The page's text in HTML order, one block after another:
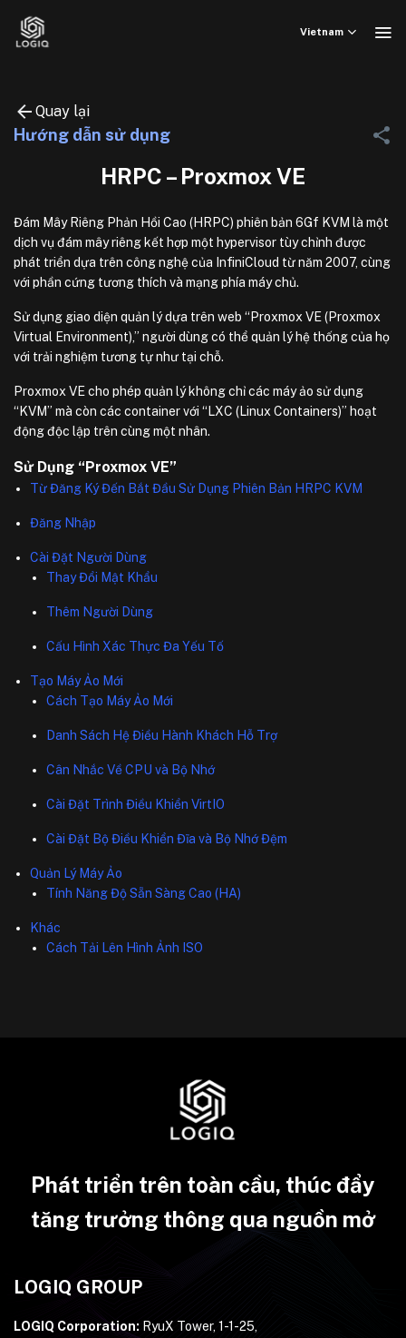
qua
Vietnam
Quay lại
Hướng dẫn sử dụng
HRPC – Proxmox VE
Đám Mây Riêng Phản Hồi Cao (HRPC) phiên bản 6Gf KVM là một
dịch vụ đám mây riêng kết hợp một hypervisor tùy chỉnh được
phát triển dựa trên công nghệ của InfiniCloud từ năm 2007, cùng
với phần cứng tương thích và mạng phía máy chủ.
Sử dụng giao diện quản lý dựa trên web “Proxmox VE (Proxmox
Virtual Environment),” người dùng có thể quản lý hệ thống của họ
với trải nghiệm tương tự như tại chỗ.
Proxmox VE cho phép quản lý không chỉ các máy ảo sử dụng
“KVM” mà còn các container với “LXC (Linux Containers)” hoạt
động độc lập trên cùng một nhân.
Sử Dụng “Proxmox VE”
Từ Đăng Ký Đến Bắt Đầu Sử Dụng Phiên Bản HRPC KVM
Đăng Nhập
Cài Đặt Người Dùng
Thay Đổi Mật Khẩu
Thêm Người Dùng
Cấu Hình Xác Thực Đa Yếu Tố
Tạo Máy Ảo Mới
Cách Tạo Máy Ảo Mới
Danh Sách Hệ Điều Hành Khách Hỗ Trợ
Cân Nhắc Về CPU và Bộ Nhớ
Cài Đặt Trình Điều Khiển VirtIO
Cài Đặt Bộ Điều Khiển Đĩa và Bộ Nhớ Đệm
Quản Lý Máy Ảo
Tính Năng Độ Sẵn Sàng Cao (HA)
Khác
Cách Tải Lên Hình Ảnh ISO
Phát triển trên toàn cầu, thúc đẩy
tăng trưởng thông qua nguồn mở
LOGIQ GROUP
LOGIQ Corporation: RyuX Tower, 1-1-25,